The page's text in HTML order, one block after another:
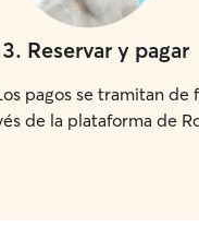
3. Reservar y pagar
pagos se tramitan de
de la plataforma de